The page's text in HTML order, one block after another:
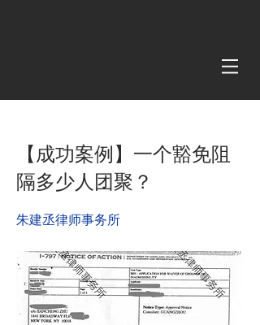
【成功案例】一个豁免阻
隔多少人团聚？
朱建丞律师事务所